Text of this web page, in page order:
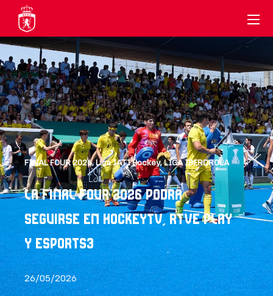
FINAL FOUR 2026,Liga IATI Hockey,LIGA IBERDROLA
LA FINAL FOUR 2026 PODRÁ
SEGUIRSE EN HOCKEYTV, RTVE PLAY
Y ESPORTS3
26/05/2026